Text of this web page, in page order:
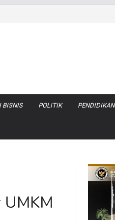
BISNIS POLITIK PENDIDIKAN
UMKM